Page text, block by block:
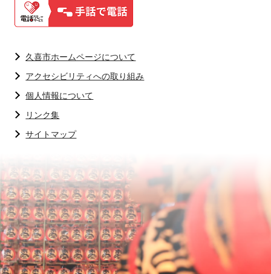
久喜市ホームページについて
アクセシビリティへの取り組み
個人情報について
リンク集
サイトマップ